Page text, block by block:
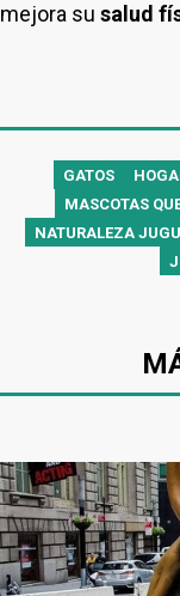
mejora su salud
GATOS
MASCOTAS
NATURALEZA